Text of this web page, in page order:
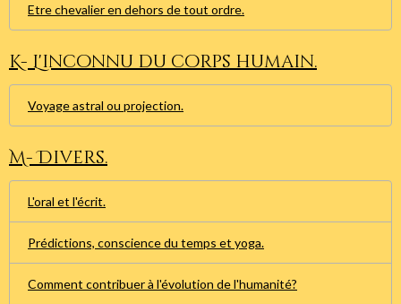
Etre chevalier en dehors de tout ordre.
K- L'inconnu du corps humain.
Voyage astral ou projection.
M- Divers.
L'oral et l'écrit.
Prédictions, conscience du temps et yoga.
Comment contribuer à l'évolution de l'humanité?